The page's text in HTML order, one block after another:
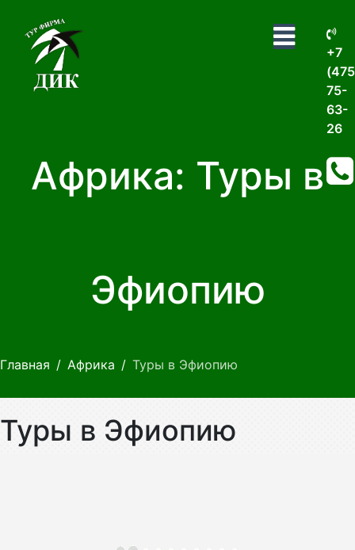
+7
75-
63-
26
Африка: Туры в
Эфиопию
Главная Африка Туры в Эфиопию
Туры в Эфиопию